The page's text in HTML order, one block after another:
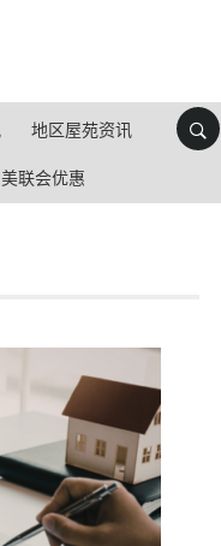
地区屋苑资讯
美联会优惠